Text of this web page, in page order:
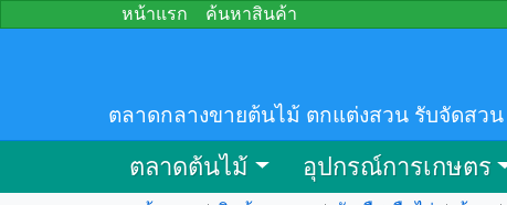
หน้าแรก ค้นหาสินค้า
ตลาดกลางขายต้นไม้ ตกแต่งสวน รับจัดสว
ตลาดต้นไม้ อุปกรณ์การเกษตร